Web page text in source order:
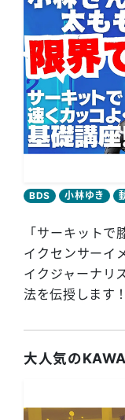
BDS 小林ゆき
「サーキット
イクセンサーイ
イクジャーナリ
法を伝授します！